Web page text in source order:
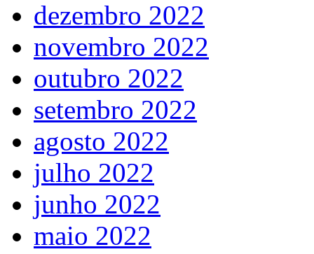
dezembro 2022
novembro 2022
outubro 2022
setembro 2022
agosto 2022
julho 2022
junho 2022
maio 2022